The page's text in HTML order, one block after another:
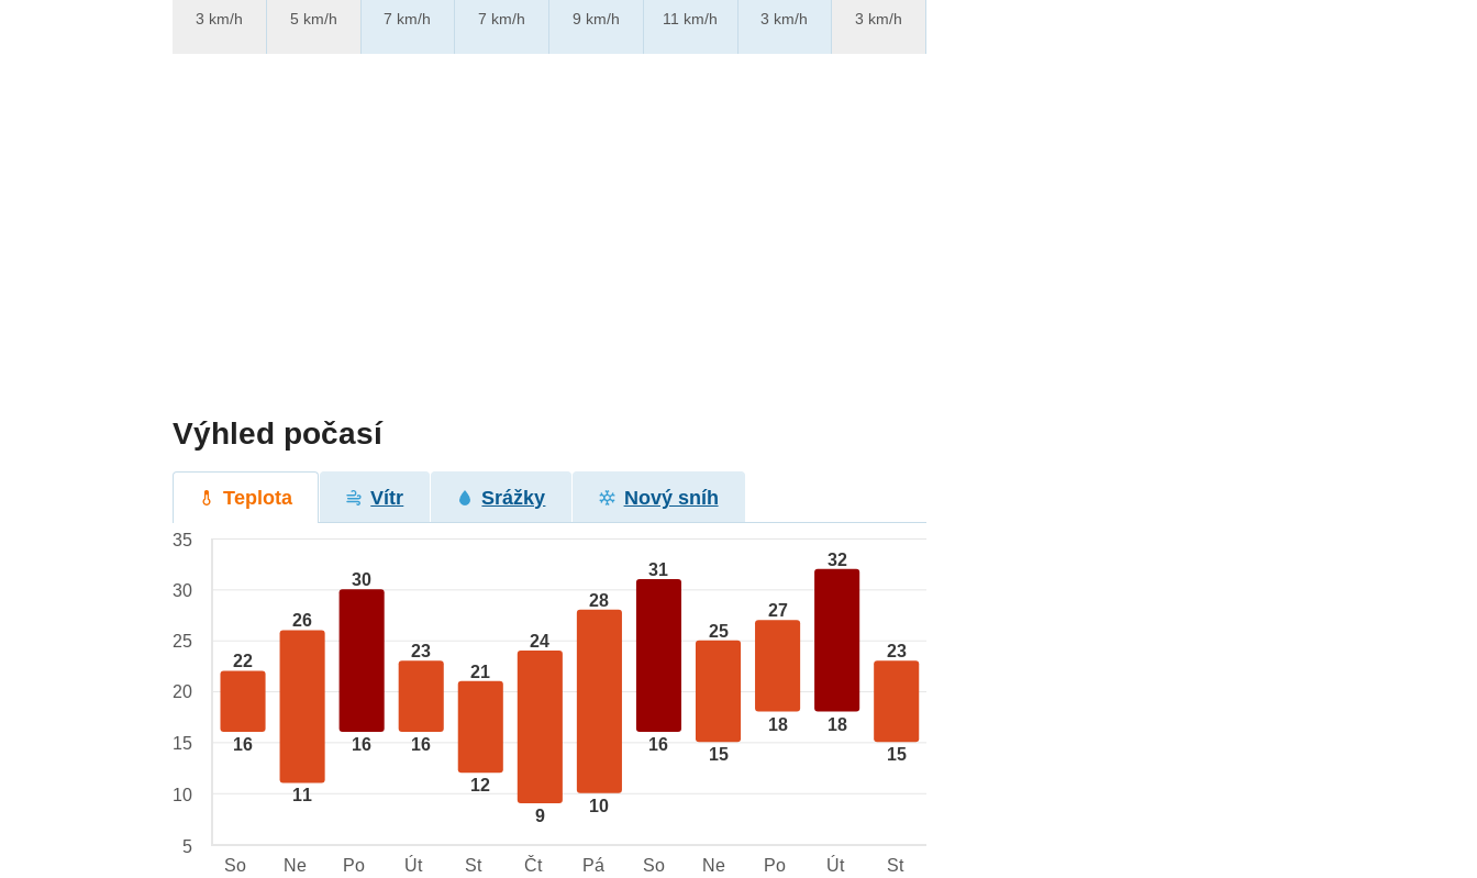
3 km/h
5 km/h
7 km/h
7 km/h
9 km/h
11 km/h
3 km/h
3 km/h
Výhled počasí
Teplota Vítr Srážky Nový sníh
22
16
26
11
30
16
23
16
21
12
24
9
28
10
31
16
25
15
27
18
32
18
23
15
35
30
25
20
15
10
5
So
Ne Po Út St Čt Pá So Ne Po Út St